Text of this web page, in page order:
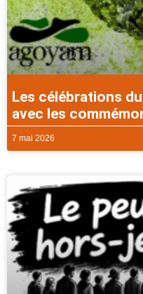
Les célébrations
avec les
7 mai 2026